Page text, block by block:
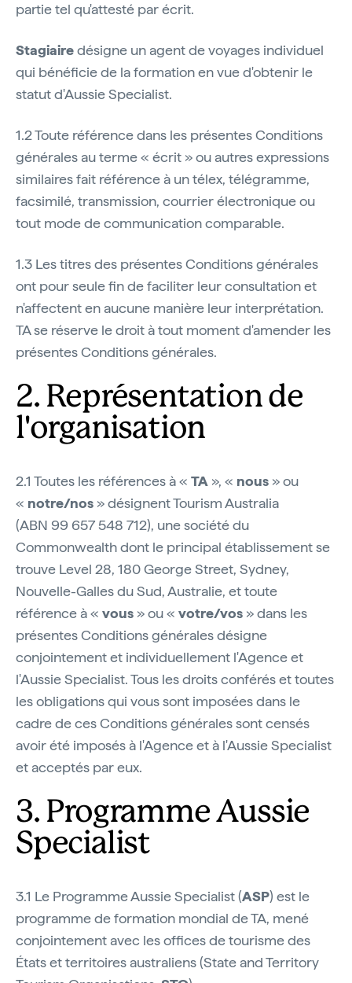
partie tel qu'attesté par écrit.
Stagiairedésigne un agent de voyages individuel
qui bénéficie de la formation en vue d'obtenir le
statut d'Aussie Specialist.
1.2 Toute référence dans les présentes Conditions
générales au terme « écrit » ou autres expressions
similaires fait référence à un télex, télégramme,
facsimilé, transmission, courrier électronique ou
tout mode de communication comparable.
1.3 Les titres des présentes Conditions générales
ont pour seule fin de faciliter leur consultation et
n'affectent en aucune manière leur interprétation.
TA se réserve le droit à tout moment d'amender les
présentes Conditions générales.
2. Représentation de
l'organisation
2.1 Toutes les références à « TA », « nous » ou
« notre/nos » désignent Tourism Australia
(ABN 99 657 548 712), une société du
Commonwealth dont le principal établissement se
trouve Level 28, 180 George Street, Sydney,
Nouvelle-Galles du Sud, Australie, et toute
référence à « vous » ou « votre/vos » dans les
présentes Conditions générales désigne
conjointement et individuellement l'Agence et
l'Aussie Specialist. Tous les droits conférés et toutes
les obligations qui vous sont imposées dans le
cadre de ces Conditions générales sont censés
avoir été imposés à l'Agence et à l'Aussie Specialist
et acceptés par eux.
3. Programme Aussie
Specialist
3.1 Le Programme Aussie Specialist (ASP) est le
programme de formation mondial de TA, mené
conjointement avec les offices de tourisme des
États et territoires australiens (State and Territory